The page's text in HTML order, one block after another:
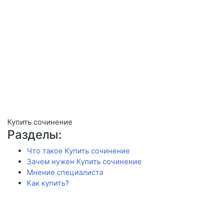
Купить сочинение
Разделы:
Что такое Купить сочинение
Зачем нужен Купить сочинение
Мнение специалиста
Как купить?